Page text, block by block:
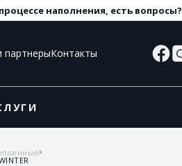
наполнения, есть вопросы?
партнерыКонтакты